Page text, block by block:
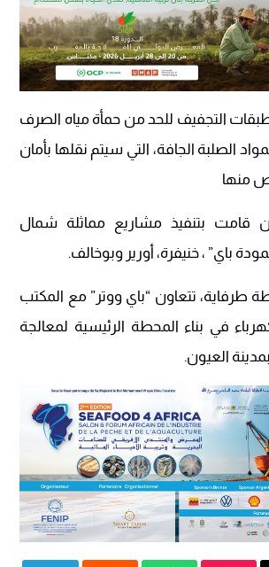
التجفيف للحد من حمأة مياه الصرف
الصلبة الجافة، التي سيتم نقلها بأمان
منها
قامت بتنفيذ مشاريع مماثلة شمال
باي” ، خنيفرة، أورير وبوخالف.
طرفاية، تتعاون “باي ووتر” مع المكتب
في بناء المحطة الرئيسية لمعالجة
العيون.